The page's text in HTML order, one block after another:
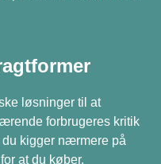
løsninger til at
forbrugeres kritik
kigger nærmere på
at du køber.